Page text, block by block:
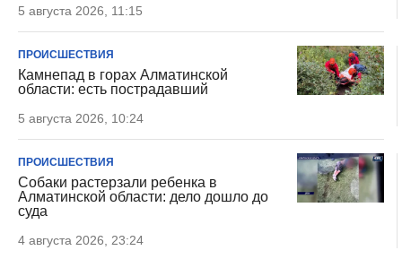
5 августа 2026, 11:15
ПРОИСШЕСТВИЯ
Камнепад в горах Алматинской
области: есть пострадавший
5 августа 2026, 10:24
ПРОИСШЕСТВИЯ
Собаки растерзали ребенка в
Алматинской области: дело дошло до
суда
4 августа 2026, 23:24